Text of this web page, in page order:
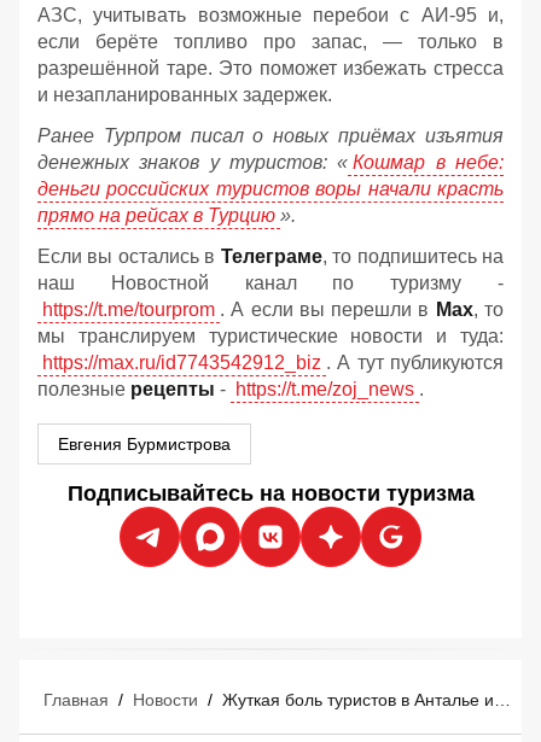
АЗС, учитывать возможные перебои с АИ‑95 и,
если берёте топливо про запас, — только в
разрешённой таре. Это поможет избежать стресса
и незапланированных задержек.
Ранее Турпром писал о новых приёмах изъятия
денежных знаков у туристов: « Кошмар в небе:
деньги российских туристов воры начали красть
прямо на рейсах в Турцию ».
Если вы остались в Телеграме, то подпишитесь на
наш Новостной канал по туризму -
https://t.me/tourprom . А если вы перешли в Мах, то
мы транслируем туристические новости и туда:
https://max.ru/id7743542912_biz . А тут публикуются
полезные рецепты - https://t.me/zoj_news .
Евгения Бурмистрова
Подписывайтесь на новости туризма
Главная / Новости /